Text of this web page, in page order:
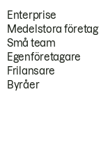
Enterprise
Medelstora företag
Små team
Egenföretagare
Frilansare
Byråer